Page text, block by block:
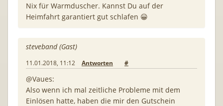
Nix für Warmduscher. Kannst Du auf der
Heimfahrt garantiert gut schlafen 😀
steveband (Gast)
11.01.2018, 11:12 Antworten #
@Vaues:
Also wenn ich mal zeitliche Probleme mit dem
Einlösen hatte, haben die mir den Gutschein